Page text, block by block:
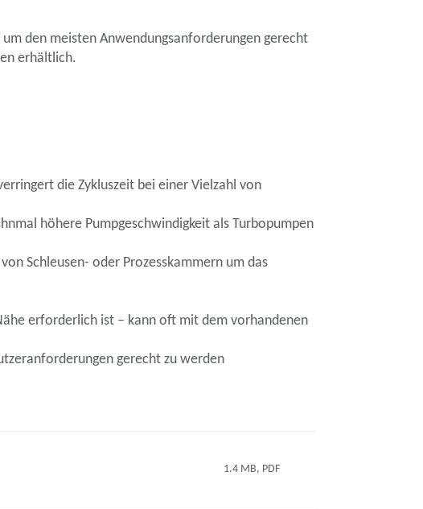
den meisten Anwendungsanforderungen gerecht
erhältlich.
die Zykluszeit bei einer Vielzahl von
höhere Pumpgeschwindigkeit als Turbopumpen
Schleusen- oder Prozesskammern um das
erforderlich ist – kann oft mit dem vorhandenen
gerecht zu werden
1.4 MB, PDF